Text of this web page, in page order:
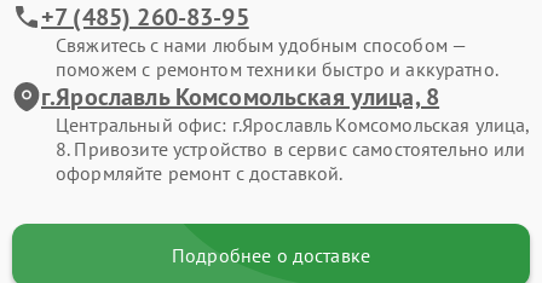
+7 (485) 260-83-95
Свяжитесь с нами любым удобным способом —
поможем с ремонтом техники быстро и аккуратно.
г.Ярославль Комсомольская улица, 8
Центральный офис: г.Ярославль Комсомольская улица,
8. Привозите устройство в сервис самостоятельно или
оформляйте ремонт с доставкой.
Подробнее о доставке